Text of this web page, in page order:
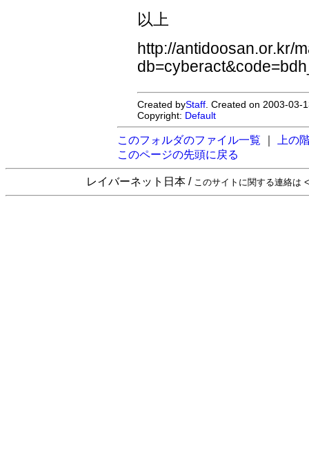
以上
http://antidoosan.or.kr/
Created byStaff . Created on 2003-
Copyright: Default
このフォルダのファイル一覧
上の
このページの先頭に戻る
レイバーネット日本 / このサイトに関する連絡は